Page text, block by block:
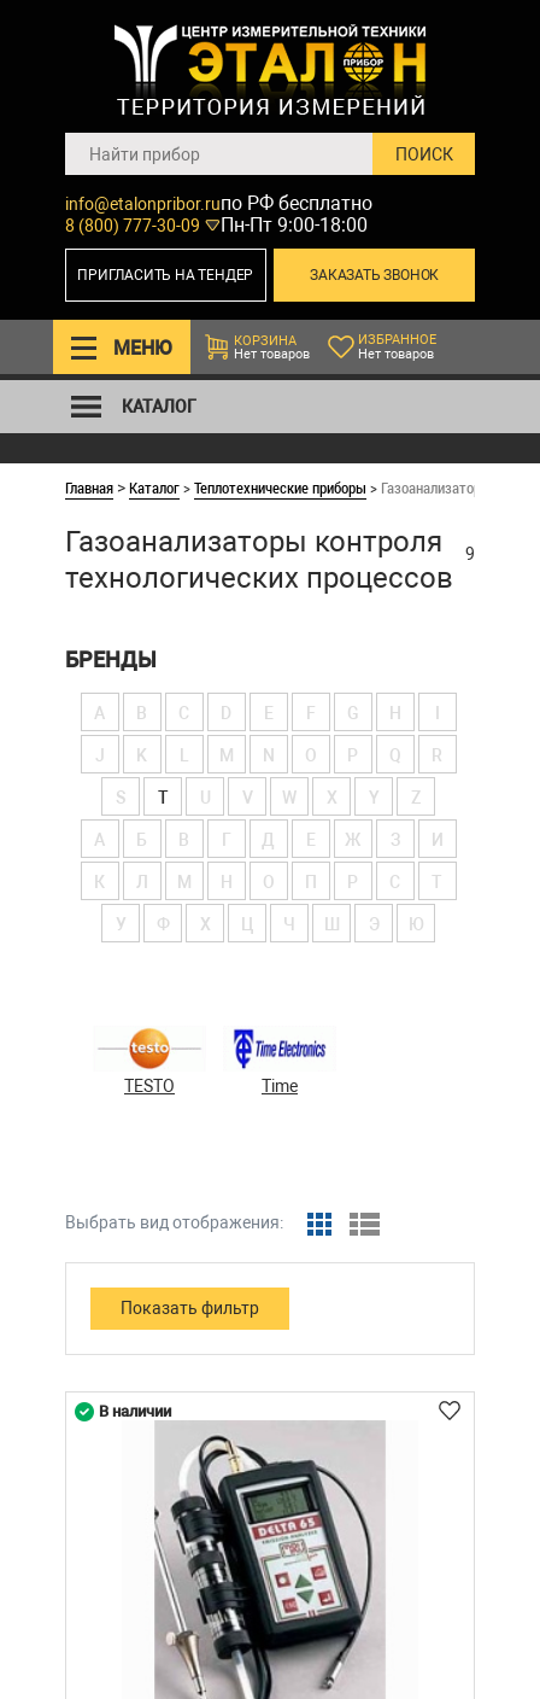
info@etalonpribor.ru
8 (800) 777-30-09
по РФ бесплатно
Пн-Пт 9:00-18:00
ЗАКАЗАТЬ ЗВОНОК
ПРИГЛАСИТЬ НА ТЕНДЕР
МЕНЮ
КОРЗИНА
Нет товаров
ИЗБРАННОЕ
Нет товаров
КАТАЛОГ
Главная >Каталог>Теплотехнические приборы > Газоанализаторы
Газоанализаторы контроля
технологических процессов
9
БРЕНДЫ
A B C D E F G H
J K M N O P Q R
S T V W X Y Z
А Б В Г Д Е Ж З И
К Л М Н О П Р С Т
У Ф Х Ч Э Ю
TESTO Time
Выбрать вид отображения:
В наличии